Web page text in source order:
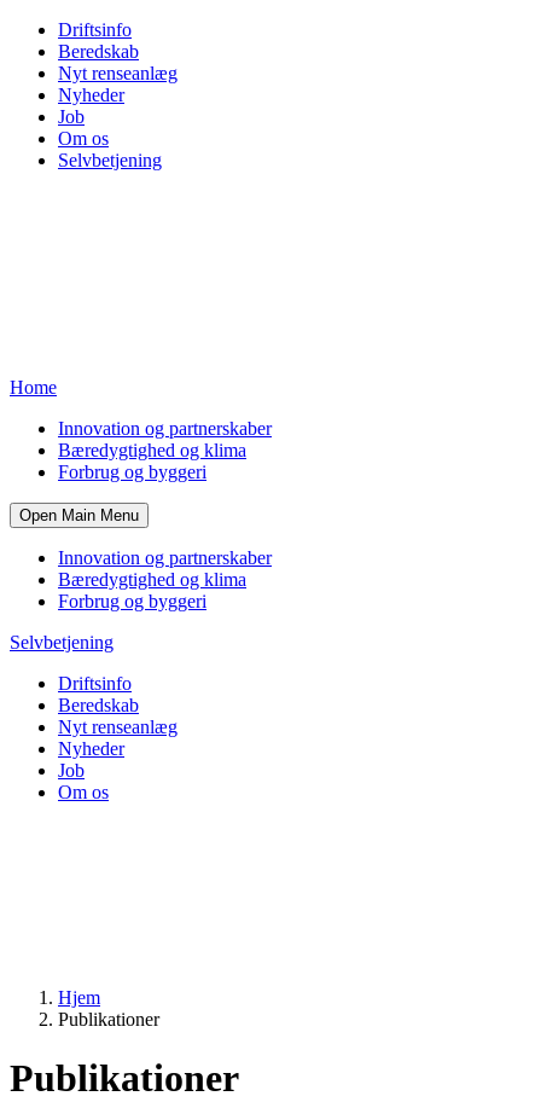
Driftsinfo
Beredskab
Nyt renseanlæg
Nyheder
Job
Om os
Selvbetjening
Home
Innovation og partnerskaber
Bæredygtighed og klima
Forbrug og byggeri
Open Main Menu
Innovation og partnerskaber
Bæredygtighed og klima
Forbrug og byggeri
Selvbetjening
Driftsinfo
Beredskab
Nyt renseanlæg
Nyheder
Job
Om os
Hjem
Publikationer
Publikationer